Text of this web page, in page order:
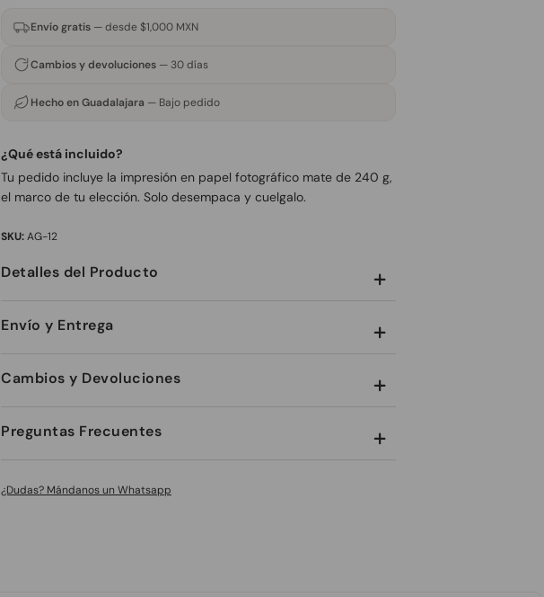
Envío gratis — desde $1,000 MXN
Cambios y devoluciones — 30 días
Hecho en Guadalajara — Bajo pedido
¿Qué está incluido?
Tu pedido incluye la impresión en papel fotográfico mate de 240 g,
el marco de tu elección. Solo desempaca y cuelgalo.
SKU:AG-12
Detalles del Producto 
Envío y Entrega 
Cambios y Devoluciones 
Preguntas Frecuentes 
¿Dudas? Mándanos un Whatsapp